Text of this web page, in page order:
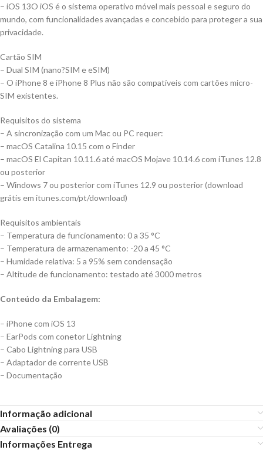
– iOS 13O iOS é o sistema operativo móvel mais pessoal e seguro do
mundo, com funcionali­dades avançadas e concebido para proteger a sua
privacidade.
Cartão SIM
– Dual SIM (nano?SIM e eSIM)
– O iPhone 8 e iPhone 8 Plus não são compatíveis com cartões micro-
SIM existentes.
Requisitos do sistema
– A sincronização com um Mac ou PC requer:
– macOS Catalina 10.15 com o Finder
– macOS El Capitan 10.11.6 até macOS Mojave 10.14.6 com iTunes 12.8
ou posterior
– Windows 7 ou posterior com iTunes 12.9 ou posterior (download
grátis em itunes.com/pt/download)
Requisitos ambientais
– Temperatura de funcionamento: 0 a 35 °C
– Temperatura de armazena­mento: -20 a 45 °C
– Humidade relativa: 5 a 95% sem condensação
– Altitude de funcionamento: testado até 3000 metros
Conteúdo da Embalagem:
– iPhone com iOS 13
– EarPods com conetor Lightning
– Cabo Lightning para USB
– Adaptador de corrente USB
– Documentação
Informação adicional
Avaliações (0)
Informações Entrega